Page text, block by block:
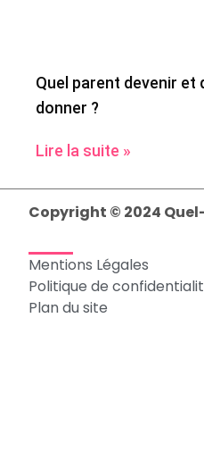
Quel parent devenir et
donner ?
Lire la suite »
Copyright © 2024
Mentions Légales
Politique de
Plan du site